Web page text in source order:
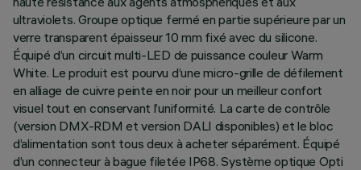
ultraviolets. Groupe optique fermé en partie supérieure par un
verre transparent épaisseur 10 mm fixé avec du silicone.
Équipé d’un circuit multi-LED de puissance couleur Warm
White. Le produit est pourvu d’une micro-grille de défilement
en alliage de cuivre peinte en noir pour un meilleur confort
visuel tout en conservant l’uniformité. La carte de contrôle
(version DMX-RDM et version DALI disponibles) et le bloc
d’alimentation sont tous deux à acheter séparément. Équipé
d’un connecteur à bague filetée IP68. Système optique Opti